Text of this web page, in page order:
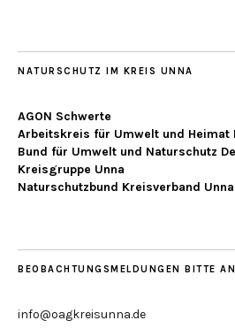
NATURSCHUTZ IM KREIS UNNA
AGON Schwerte
Arbeitskreis für Umwelt und Heimat
Bund für Umwelt und Naturschutz
Kreisgruppe Unna
Naturschutzbund Kreisverband Unna
BEOBACHTUNGSMELDUNGEN BITTE
info@oagkreisunna.de